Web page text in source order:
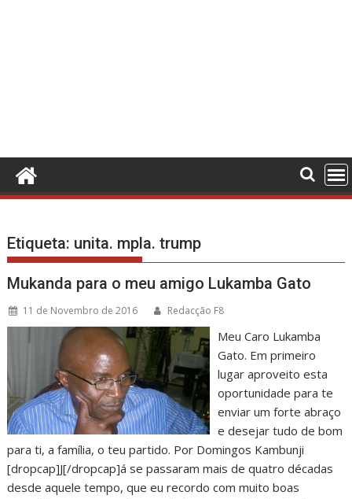
Etiqueta: unita. mpla. trump
Mukanda para o meu amigo Lukamba Gato
11 de Novembro de 2016 Redacção F8
Meu Caro Lukamba
Gato. Em primeiro
lugar aproveito esta
oportunidade para te
enviar um forte abraço
e desejar tudo de bom
para ti, a família, o teu partido. Por Domingos Kambunji
[dropcap]J[/dropcap]á se passaram mais de quatro décadas
desde aquele tempo, que eu recordo com muito boas